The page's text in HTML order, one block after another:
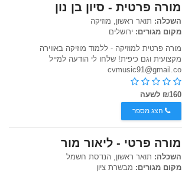
מורה פרטית - סיון בן נון
השכלה: תואר ראשון, מוזיקה
מקום מגורים: ירושלים
מורה פרטית למוזיקה - ללמוד מוזיקה באווירה
מקצועית וגם כיפית! שלחו לי הודעה למייל
cvmusic91@gmail.co
₪160 לשעה
הצג מספר
מורה פרטי - ליאור מור
השכלה: תואר ראשון, הנדסת חשמל
מקום מגורים: מבשרת ציון